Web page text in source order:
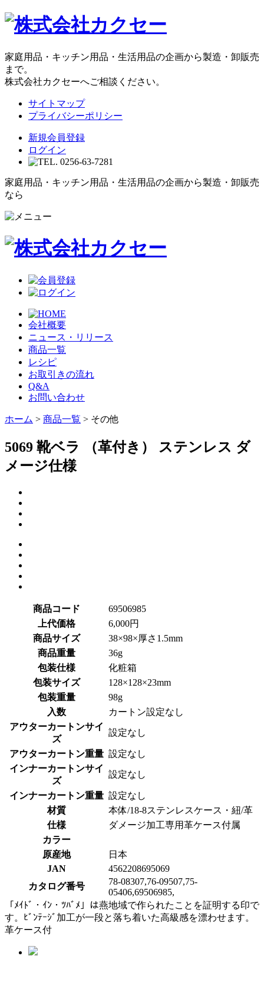
家庭用品・キッチン用品・生活用品の企画から製造・卸販売
まで。
株式会社カクセーへご相談ください。
サイトマップ
プライバシーポリシー
新規会員登録
ログイン
家庭用品・キッチン用品・生活用品の企画から製造・卸販売
なら
会社概要
ニュース・リリース
商品一覧
レシピ
お取引きの流れ
Q&A
お問い合わせ
ホーム > 商品一覧 > その他
5069 靴ベラ （革付き） ステンレス ダ
メージ仕様
商品コード
69506985
上代価格
6,000円
商品サイズ
38×98×厚さ1.5mm
商品重量
36g
包装仕様
化粧箱
包装サイズ
128×128×23mm
包装重量
98g
入数
カートン設定なし
アウターカートンサイ
ズ
設定なし
アウターカートン重量 設定なし
インナーカートンサイ
ズ
設定なし
インナーカートン重量 設定なし
材質
本体/18-8ステンレスケース・紐/革
仕様
ダメージ加工専用革ケース付属
カラー
原産地
日本
JAN
4562208695069
カタログ番号
78-08307,76-09507,75-
05406,69506985,
「ﾒｲﾄﾞ・ｲﾝ・ﾂﾊﾞﾒ」は燕地域で作られたことを証明する印で
す。ﾋﾞﾝﾃｰｼﾞ加工が一段と落ち着いた高級感を漂わせます。
革ケース付